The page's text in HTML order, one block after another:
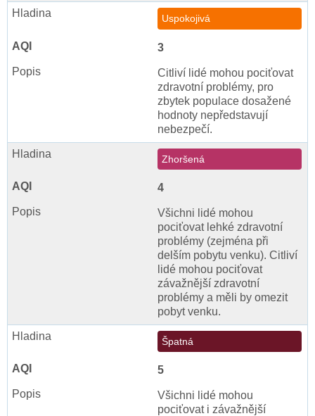
Uspokojivá
3
Citliví lidé mohou pociťovat
zdravotní problémy, pro
zbytek populace dosažené
hodnoty nepředstavují
nebezpečí.
Zhoršená
4
Všichni lidé mohou
pociťovat lehké zdravotní
problémy (zejména při
delším pobytu venku). Citliví
lidé mohou pociťovat
závažnější zdravotní
problémy a měli by omezit
pobyt venku.
Špatná
5
Všichni lidé mohou
pociťovat i závažnější